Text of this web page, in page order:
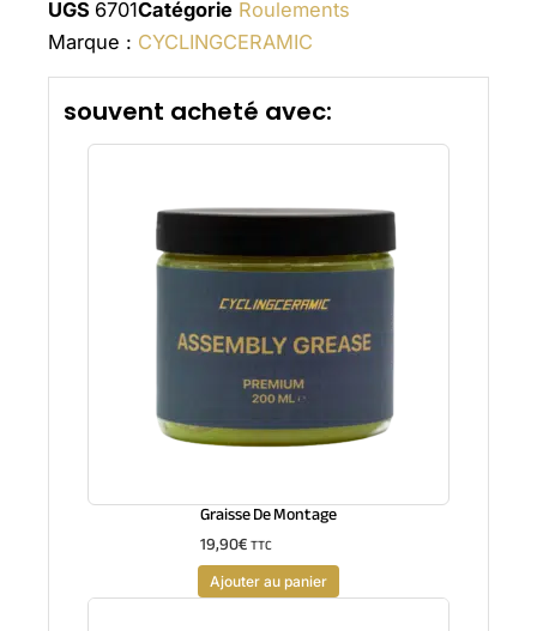
UGS 6701Catégorie Roulements
Marque : CYCLINGCERAMIC
souvent acheté avec:
Graisse De Montage
19,90€TTC
Ajouter au panier